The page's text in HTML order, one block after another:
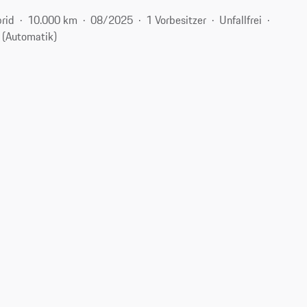
10.000 km 08/2025 1 Vorbesitzer
Unfallfrei
(Automatik)